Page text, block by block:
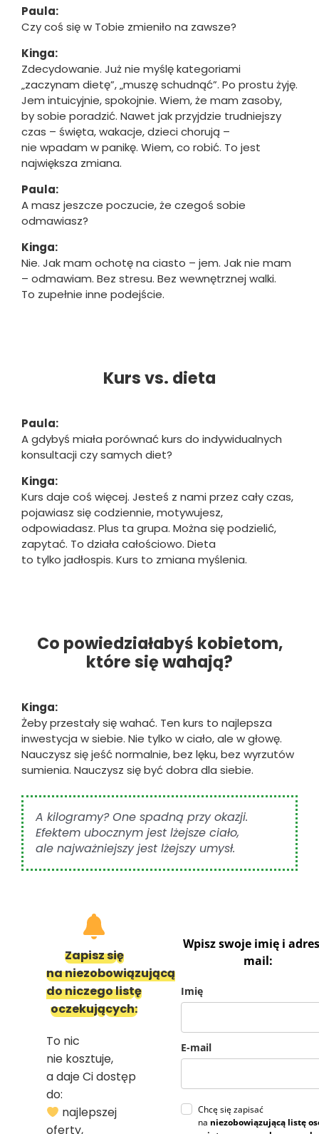
Paula:
Czy coś się w Tobie zmieniło na zawsze?
Kinga:
Zdecydowanie. Już nie myślę kategoriami
„zaczynam dietę”, „muszę schudnąć”. Po prostu żyję.
Jem intuicyjnie, spokojnie. Wiem, że mam zasoby,
by sobie poradzić. Nawet jak przyjdzie trudniejszy
czas – święta, wakacje, dzieci chorują –
nie wpadam w panikę. Wiem, co robić. To jest
największa zmiana.
Paula:
A masz jeszcze poczucie, że czegoś sobie
odmawiasz?
Kinga:
Nie. Jak mam ochotę na ciasto – jem. Jak nie mam
– odmawiam. Bez stresu. Bez wewnętrznej walki.
To zupełnie inne podejście.
Kurs vs. dieta
Paula:
A gdybyś miała porównać kurs do indywidualnych
konsultacji czy samych diet?
Kinga:
Kurs daje coś więcej. Jesteś z nami przez cały czas,
pojawiasz się codziennie, motywujesz,
odpowiadasz. Plus ta grupa. Można się podzielić,
zapytać. To działa całościowo. Dieta
to tylko jadłospis. Kurs to zmiana myślenia.
Co powiedziałabyś kobietom,
które się wahają?
Kinga:
Żeby przestały się wahać. Ten kurs to najlepsza
inwestycja w siebie. Nie tylko w ciało, ale w głowę.
Nauczysz się jeść normalnie, bez lęku, bez wyrzutów
sumienia. Nauczysz się być dobra dla siebie.
A kilogramy? One spadną przy okazji.
Efektem ubocznym jest lżejsze ciało,
ale najważniejszy jest lżejszy umysł.
Zapisz się
na niezobowiązującą
do niczego listę
oczekujących:
To nic
nie kosztuje,
a daje Ci dostęp
do:
najlepszej
oferty,
Wpisz swoje imię i
mail:
Imię
E-mail
Chcę się zapisać
na niezobowiązującą listę